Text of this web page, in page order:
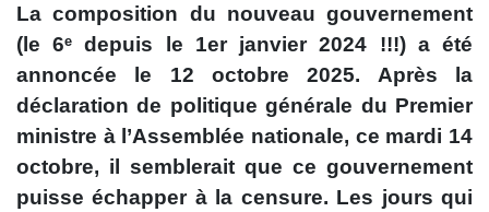
La composition du nouveau gouvernement
(le 6ᵉ depuis le 1er janvier 2024 !!!) a été
annoncée le 12 octobre 2025. Après la
déclaration de politique générale du Premier
ministre à l’Assemblée nationale, ce mardi 14
octobre, il semblerait que ce gouvernement
puisse échapper à la censure. Les jours qui